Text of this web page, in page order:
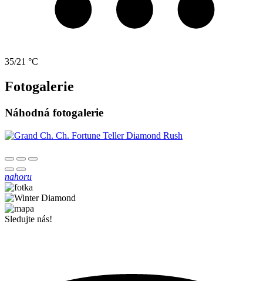
35/21 °C
Fotogalerie
Náhodná fotogalerie
nahoru
Sledujte nás!